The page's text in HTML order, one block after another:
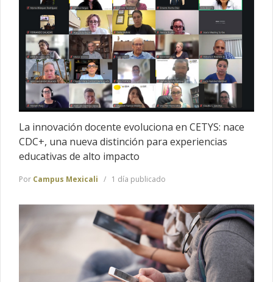
La innovación docente evoluciona en CETYS: nace
CDC+, una nueva distinción para experiencias
educativas de alto impacto
Por Campus Mexicali 1 día publicado